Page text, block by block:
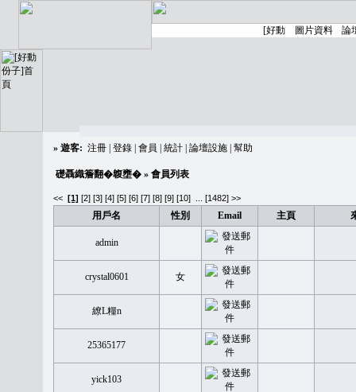
» 遊客: 注冊 登錄 會員 統計 論壇設施 幫助
礎聶織簷翻�䪖壅� » 會員列表
<< [1] [2] [3] [4] [5] [6] [7] [8] [9] [10] [1482] >>
用戶名 性別 Email 主頁
admin
crystal0601 女
繚L糧n
25365177
yick103